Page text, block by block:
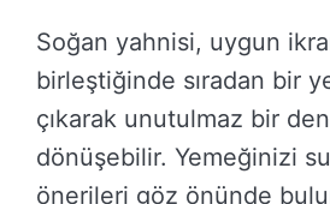
Soğan yahnisi, uygun
birleştiğinde sıradan bir
çıkarak unutulmaz bir
dönüşebilir. Yemeğinizi
önerileri göz önünde